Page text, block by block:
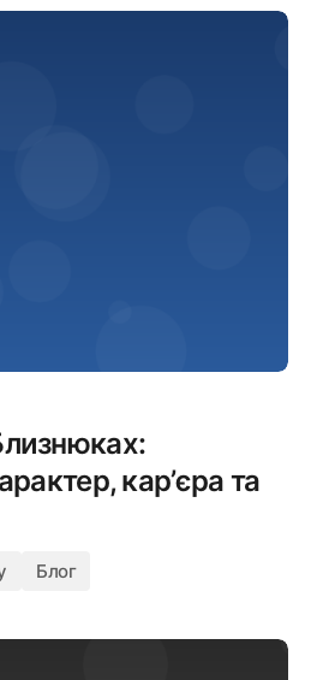
кар’єра та
Блог